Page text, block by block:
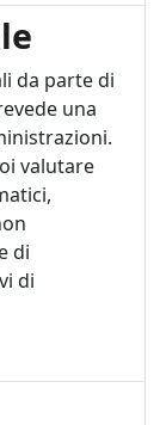
da parte di
una
valutare
di
di